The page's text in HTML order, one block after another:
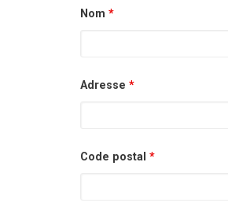
Nom *
Adresse *
Code postal *